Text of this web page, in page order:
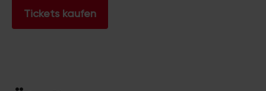
Tickets kaufen